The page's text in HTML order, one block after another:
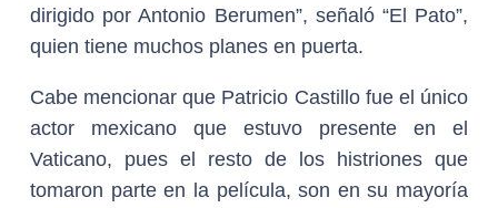
dirigido por Antonio Berumen”, señaló “El Pato”,
quien tiene muchos planes en puerta.
Cabe mencionar que Patricio Castillo fue el único
actor mexicano que estuvo presente en el
Vaticano, pues el resto de los histriones que
tomaron parte en la película, son en su mayoría